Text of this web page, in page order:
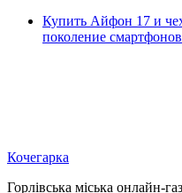
Купить Айфон 17 и
поколение
Кочегарка
Горлівська міська онлайн-